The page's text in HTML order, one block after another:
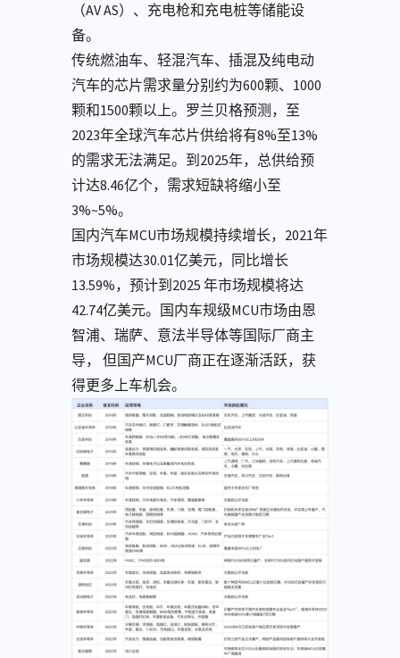
（AV AS）、充电枪和充电桩等储能设
备。
传统燃油⻋、轻混汽⻋、插混及纯电动
汽⻋的芯⽚需求量分别约为600颗、1000
颗和1500颗以上。罗兰⻉格预测，⾄
2023年全球汽⻋芯⽚供给将有8%⾄13%
的需求⽆法满⾜。到2025年，总供给预
计达8.46亿个，需求短缺将缩⼩⾄
3%~5%。
国内汽⻋MCU市场规模持续增⻓，2021年
市场规模达30.01亿美元，同⽐增⻓
13.59%，预计到2025 年市场规模将达
42.74亿美元。国内⻋规级MCU市场由恩
智浦、瑞萨、意法半导体等国际⼚商主
导， 但国产MCU⼚商正在逐渐活跃，获
得更多上⻋机会。